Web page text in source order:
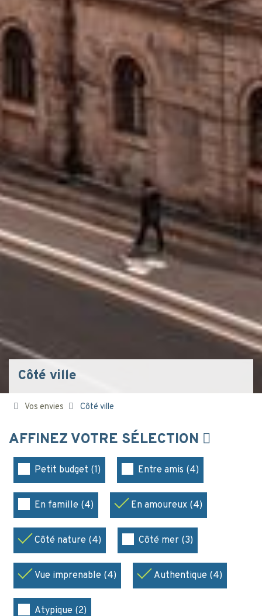
Côté ville
Vos envies Côté ville
AFFINEZ VOTRE SÉLECTION
Petit budget (1) Entre amis (4)
En famille (4) En amoureux (4)
Côté nature (4) Côté mer (3)
Vue imprenable (4) Authentique (4)
Atypique (2)